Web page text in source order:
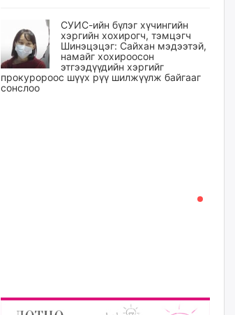
СУИС-ийн бүлэг хүчингийн
хэргийн хохирогч, тэмцэгч
Шинэцэцэг: Сайхан мэдээтэй,
намайг хохироосон
этгээдүүдийн хэргийг
прокуророос шүүх рүү шилжүүлж байгааг
сонслоо